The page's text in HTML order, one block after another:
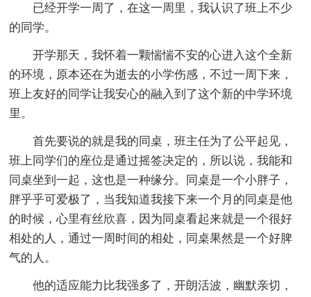
已经开学一周了，在这一周里，我认识了班上不少
的同学。
开学那天，我怀着一颗惴惴不安的心进入这个全新
的环境，原本还在为逝去的小学伤感，不过一周下来，
班上友好的同学让我安心的融入到了这个新的中学环境
里。
首先要说的就是我的同桌，班主任为了公平起见，
班上同学们的座位是通过摇签决定的，所以说，我能和
同桌坐到一起，这也是一种缘分。同桌是一个小胖子，
胖乎乎可爱极了，当我知道我接下来一个月的同桌是他
的时候，心里有丝欣喜，因为同桌看起来就是一个很好
相处的人，通过一周时间的相处，同桌果然是一个好脾
气的人。
他的适应能力比我强多了，开朗活波，幽默亲切，